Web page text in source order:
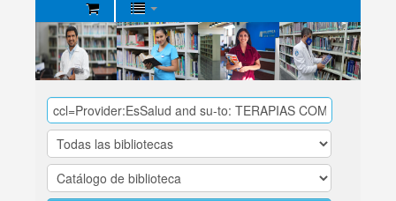
Biblioteca
Central
EsSalud